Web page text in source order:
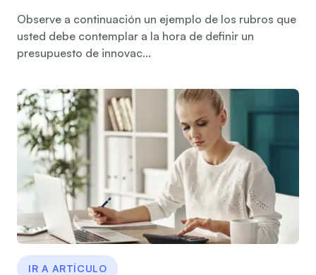
Observe a continuación un ejemplo de los rubros que
usted debe contemplar a la hora de definir un
presupuesto de innovac...
IR A ARTÍCULO